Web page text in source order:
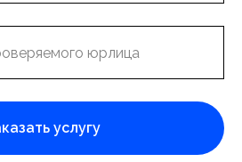
услугу